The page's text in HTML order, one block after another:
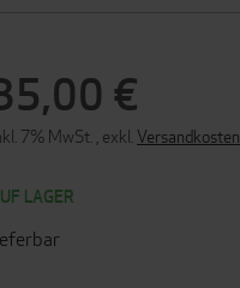
€
7% MwSt. , exkl. Versandkosten
LAGER